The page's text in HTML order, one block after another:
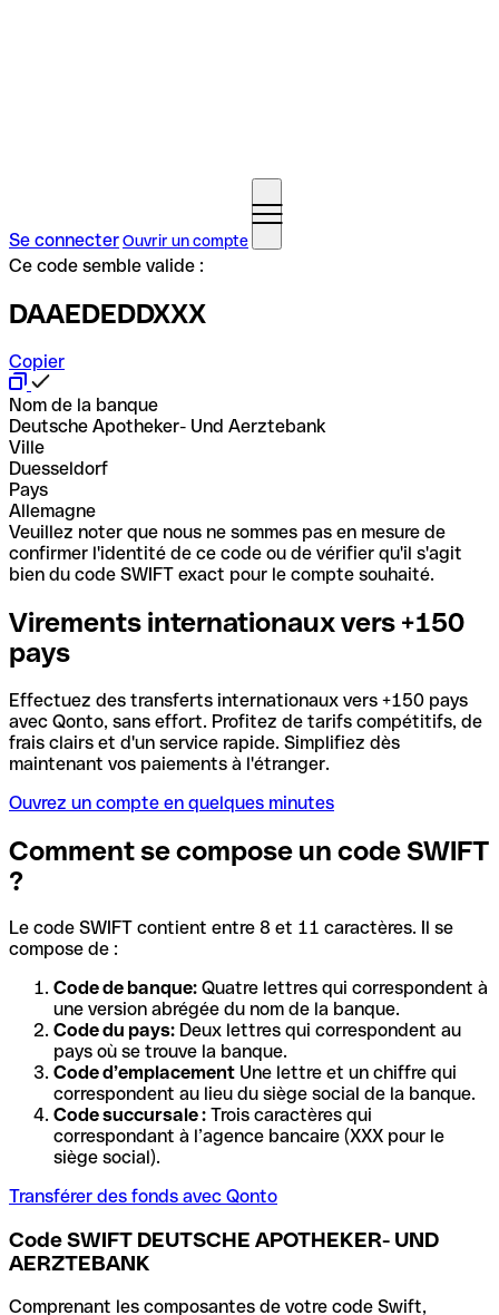
Se connecterOuvrir un compte
Ce code semble valide :
DAAEDEDDXXX
Copier
Nom de la banque
Deutsche Apotheker- Und Aerztebank
Ville
Duesseldorf
Pays
Allemagne
Veuillez noter que nous ne sommes pas en mesure de
confirmer l'identité de ce code ou de vérifier qu'il s'agit
bien du code SWIFT exact pour le compte souhaité.
Virements internationaux vers +150
pays
Effectuez des transferts internationaux vers +150 pays
avec Qonto, sans effort. Profitez de tarifs compétitifs, de
frais clairs et d'un service rapide. Simplifiez dès
maintenant vos paiements à l'étranger.
Ouvrez un compte en quelques minutes
Comment se compose un code SWIFT
?
Le code SWIFT contient entre 8 et 11 caractères. Il se
compose de :
Code de banque: Quatre lettres qui correspondent à
une version abrégée du nom de la banque.
Code du pays: Deux lettres qui correspondent au
pays où se trouve la banque.
Code d’emplacement Une lettre et un chiffre qui
correspondent au lieu du siège social de la banque.
Code succursale : Trois caractères qui
correspondant à l’agence bancaire (XXX pour le
siège social).
Transférer des fonds avec Qonto
Code SWIFT DEUTSCHE APOTHEKER- UND
AERZTEBANK
Comprenant les composantes de votre code Swift,